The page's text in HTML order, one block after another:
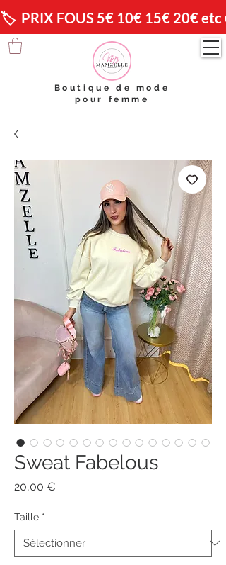
🏷️  PRIX FOUS 5€ 10€ 15€ 20€ etc
Boutique de mode
pour femme
Sweat Fabelous
20,00 €
Taille *